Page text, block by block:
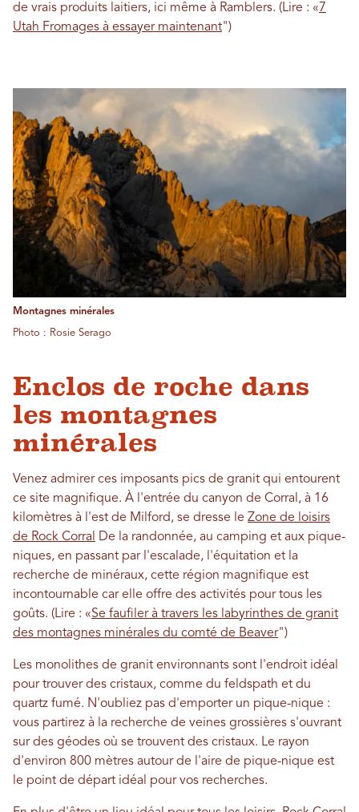
de vrais produits laitiers, ici même à Ramblers. (Lire : «7
Utah Fromages à essayer maintenant")
Montagnes minérales
Photo : Rosie Serago
Enclos de roche dans
les montagnes
minérales
Venez admirer ces imposants pics de granit qui entourent
ce site magnifique. À l'entrée du canyon de Corral, à 16
kilomètres à l'est de Milford, se dresse le Zone de loisirs
de Rock Corral
De la randonnée, au camping et aux pique-
niques, en passant par l'escalade, l'équitation et la
recherche de minéraux, cette région magnifique est
incontournable car elle offre des activités pour tous les
goûts. (Lire : «Se faufiler à travers les labyrinthes de granit
des montagnes minérales du comté de Beaver")
Les monolithes de granit environnants sont l'endroit idéal
pour trouver des cristaux, comme du feldspath et du
quartz fumé. N'oubliez pas d'emporter un pique-nique :
vous partirez à la recherche de veines grossières s'ouvrant
sur des géodes où se trouvent des cristaux. Le rayon
d'environ 800 mètres autour de l'aire de pique-nique est
le point de départ idéal pour vos recherches.